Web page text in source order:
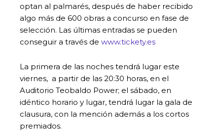
optan al palmarés, después de haber recibido
algo más de 600 obras a concurso en fase de
selección. Las últimas entradas se pueden
conseguir a través de www.tickety.es
La primera de las noches tendrá lugar este
viernes, a partir de las 20:30 horas, en el
Auditorio Teobaldo Power; el sábado, en
idéntico horario y lugar, tendrá lugar la gala de
clausura, con la mención además a los cortos
premiados.